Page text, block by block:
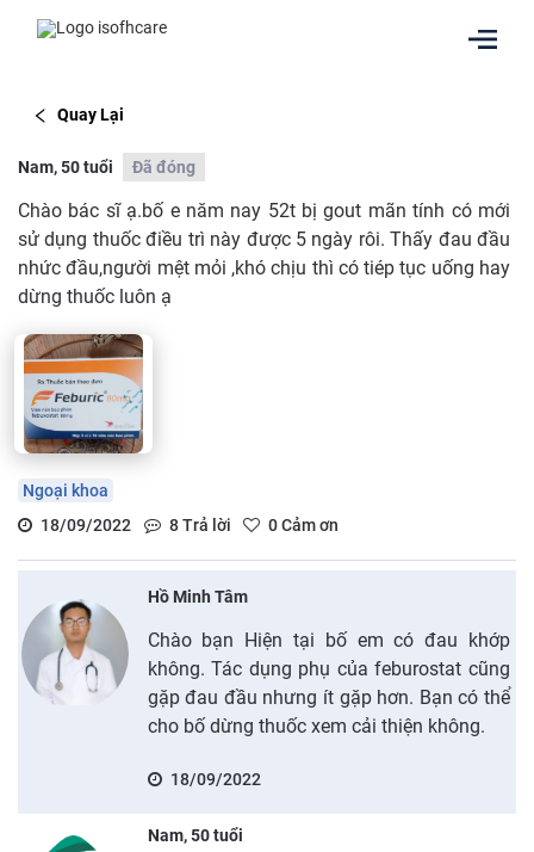
Quay Lại
Nam, 50 tuổi Đã đóng
Chào bác sĩ ạ.bố e năm nay 52t bị gout mãn tính có mới
sử dụng thuốc điều trì này được 5 ngày rôi. Thấy đau đầu
nhức đầu,người mệt mỏi ,khó chịu thì có tiép tục uống hay
dừng thuốc luôn ạ
Ngoại khoa
18/09/2022
8Trả lời 0Cảm ơn
Hồ Minh Tâm
Chào bạn Hiện tại bố em có đau khớp
không. Tác dụng phụ của feburostat cũng
gặp đau đầu nhưng ít gặp hơn. Bạn có thể
cho bố dừng thuốc xem cải thiện không.
18/09/2022
Nam, 50 tuổi